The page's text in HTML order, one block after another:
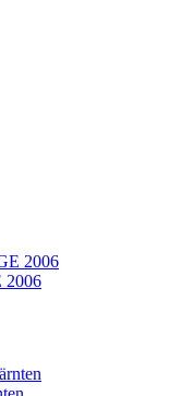
2006